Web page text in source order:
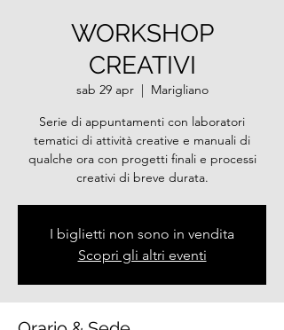
WORKSHOP
CREATIVI
sab 29 apr
  |
Marigliano
Serie di appuntamenti con laboratori
tematici di attività creative e manuali di
qualche ora con progetti finali e processi
creativi di breve durata.
I biglietti non sono in vendita
Scopri gli altri eventi